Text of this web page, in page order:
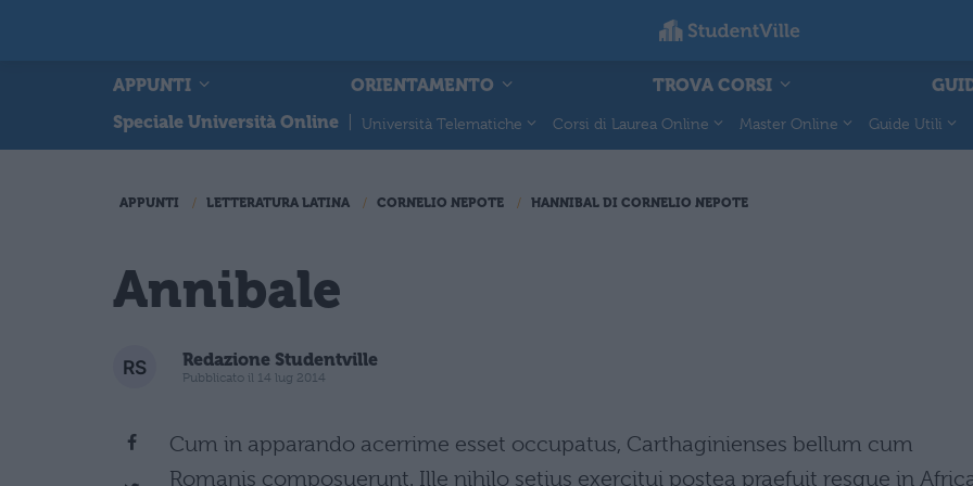
APPUNTI ORIENTAMENTO TROVA CORSI
Speciale Università Online
Università Telematiche Corsi di Laurea Online Master Online Guide Utili
APPUNTI LETTERATURA LATINA CORNELIO NEPOTE HANNIBAL DI CORNELIO NEPOTE
Annibale
Redazione Studentville
Pubblicato il 14 lug 2014
Cum in apparando acerrime esset occupatus, Carthaginienses bellum cum
Romanis composuerunt. Ille nihilo setius exercitui postea praefuit resque in